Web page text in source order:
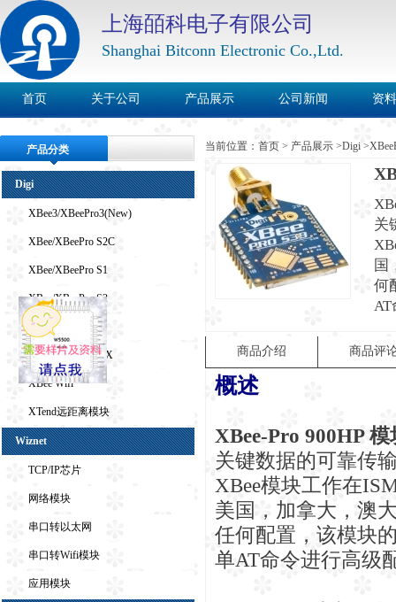
首页 关于公司 产品展示 公司新闻 资
上海皕科电子有限公司
Shanghai Bitconn Electronic Co.,Ltd.
产品分类
Digi
XBee3/XBeePro3(New)
XBee/XBeePro S2C
XBee/XBeePro S1
XBee/XBeePro S2
XBeePro 900HP
XBee/XBee Pro SX
XBee Wifi
XTend远距离模块
Wiznet
TCP/IP芯片
网络模块
串口转以太网
串口转Wifi模块
应用模块
当前位置： 首页 > 产品展示 >Digi >
关
国
何
AT
商品介绍 商品评
概述
XBee-Pro 900HP 模
关键数据的可靠传
XBee模块工作在
美国，加拿大，澳
任何配置，该模块
单AT命令进行高级